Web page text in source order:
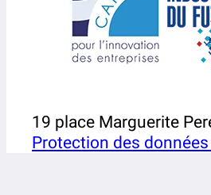
19 place Marguerite
Protection des